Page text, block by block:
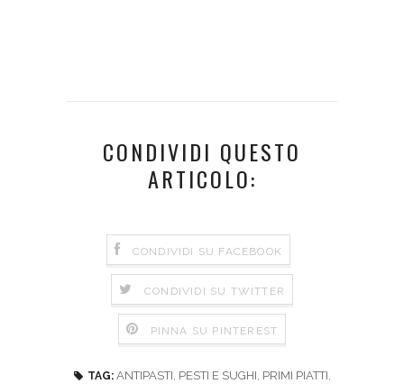
CONDIVIDI QUESTO
ARTICOLO:
CONDIVIDI SU FACEBOOK
CONDIVIDI SU TWITTER
PINNA SU PINTEREST
TAG: ANTIPASTI, PESTI E SUGHI, PRIMI PIATTI,